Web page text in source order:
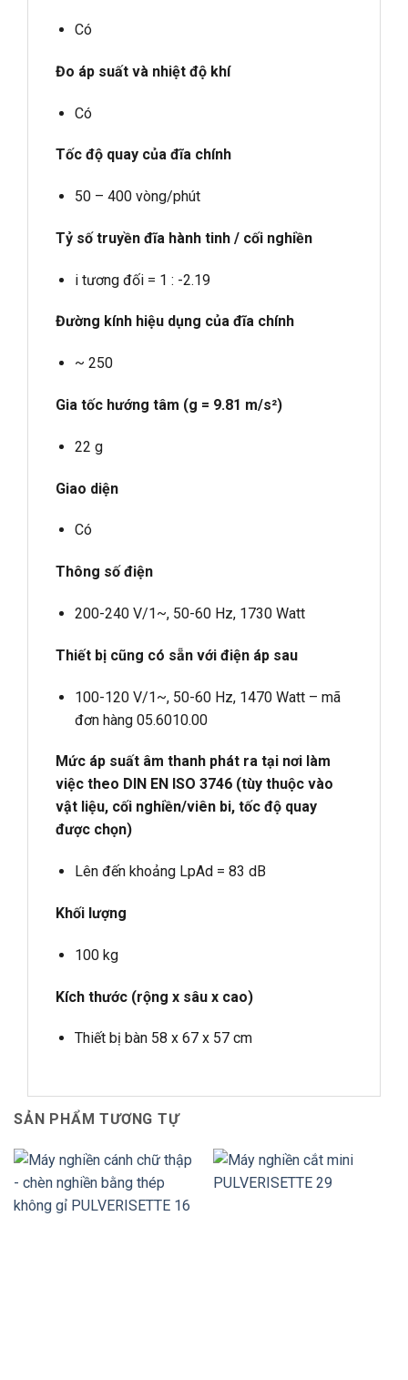
Có
Đo áp suất và nhiệt độ khí
Có
Tốc độ quay của đĩa chính
50 – 400 vòng/phút
Tỷ số truyền đĩa hành tinh / cối nghiền
i tương đối = 1 : -2.19
Đường kính hiệu dụng của đĩa chính
~ 250
Gia tốc hướng tâm (g = 9.81 m/s²)
22 g
Giao diện
Có
Thông số điện
200-240 V/1~, 50-60 Hz, 1730 Watt
Thiết bị cũng có sẵn với điện áp sau
100-120 V/1~, 50-60 Hz, 1470 Watt – mã
đơn hàng 05.6010.00
Mức áp suất âm thanh phát ra tại nơi làm
việc theo DIN EN ISO 3746 (tùy thuộc vào
vật liệu, cối nghiền/viên bi, tốc độ quay
được chọn)
Lên đến khoảng LpAd = 83 dB
Khối lượng
100 kg
Kích thước (rộng x sâu x cao)
Thiết bị bàn 58 x 67 x 57 cm
SẢN PHẨM TƯƠNG TỰ